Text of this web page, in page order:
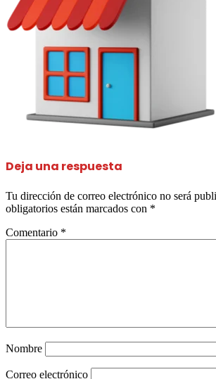
Deja una respuesta
Tu dirección de correo electrónico no será
obligatorios están marcados con *
Comentario *
Nombre
Correo electrónico